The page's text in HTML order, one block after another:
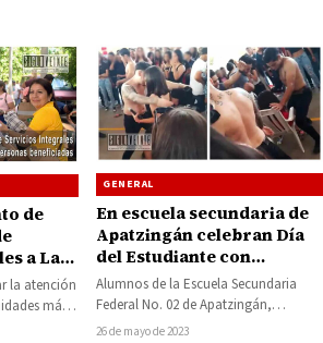
de
a La
más de
la atención
más
GENERAL
En escuela secundaria de
Apatzingán celebran Día
del Estudiante con
strippers
Alumnos de la Escuela Secundaria
Federal No. 02 de Apatzingán,
festejaron el Día del Estudiante con
26 de mayo de 2023